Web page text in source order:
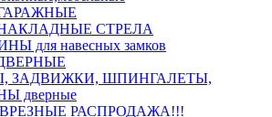
СТРЕЛА
для навесных замков
ЗАДВИЖКИ, ШПИНГАЛЕТЫ,
дверные
РАСПРОДАЖА!!!